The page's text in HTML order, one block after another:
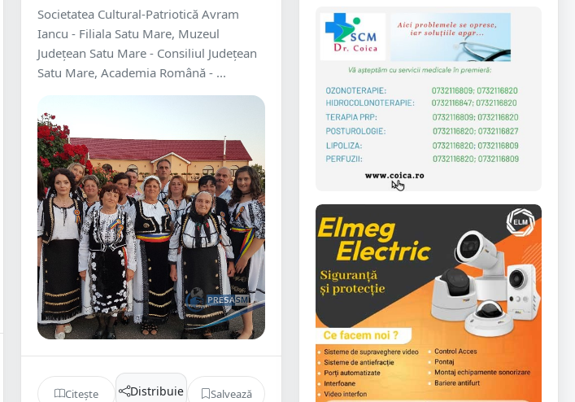
Societatea Cultural-Patriotică Avram
Iancu - Filiala Satu Mare, Muzeul
Județean Satu Mare - Consiliul Județean
Satu Mare, Academia Română - ...
Citește Distribuie Salvează